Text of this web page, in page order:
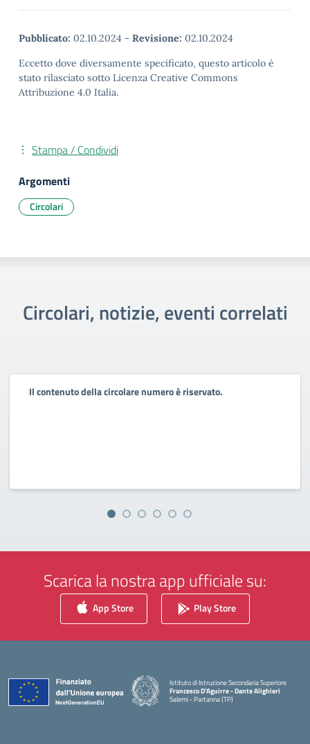
Pubblicato: 02.10.2024 - Revisione: 02.10.2024
Eccetto dove diversamente specificato, questo articolo è
stato rilasciato sotto Licenza Creative Commons
Attribuzione 4.0 Italia.
Stampa / Condividi
Argomenti
Circolari
Circolari, notizie, eventi correlati
Il contenuto della circolare numero è riservato.
Scarica la nostra app ufficiale su:
App Store Play Store
Istituto di Istruzione Secondaria Superiore
Francesco D'Aguirre - Dante Alighieri
Salemi - Partanna (TP)